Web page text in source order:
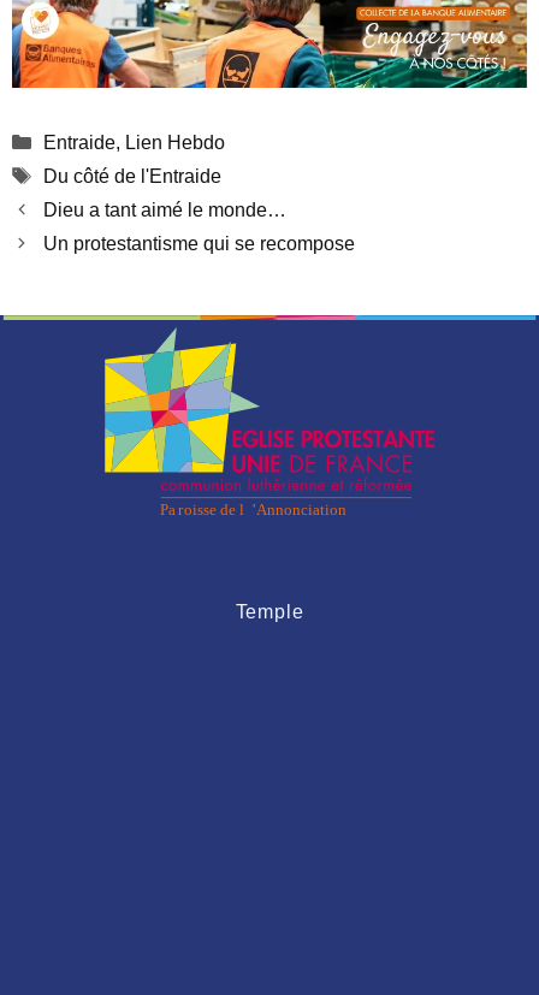
Catégories
Entraide, Lien Hebdo
Étiquettes
Du côté de l'Entraide
Dieu a tant aimé le monde…
Un protestantisme qui se recompose
Temple